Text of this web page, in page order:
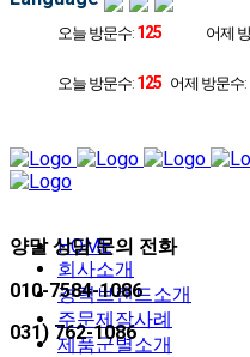
오늘 방문수: 125 어제
오늘 방문수: 125 어제 방문수:
양말 상담 문의 전화
010-7584-1086
031) 762-1086
HOME
회사소개
경력브랜드소개
주문제작사례
제품군별소개